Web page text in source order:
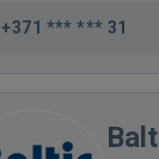
+371 *** *** 31